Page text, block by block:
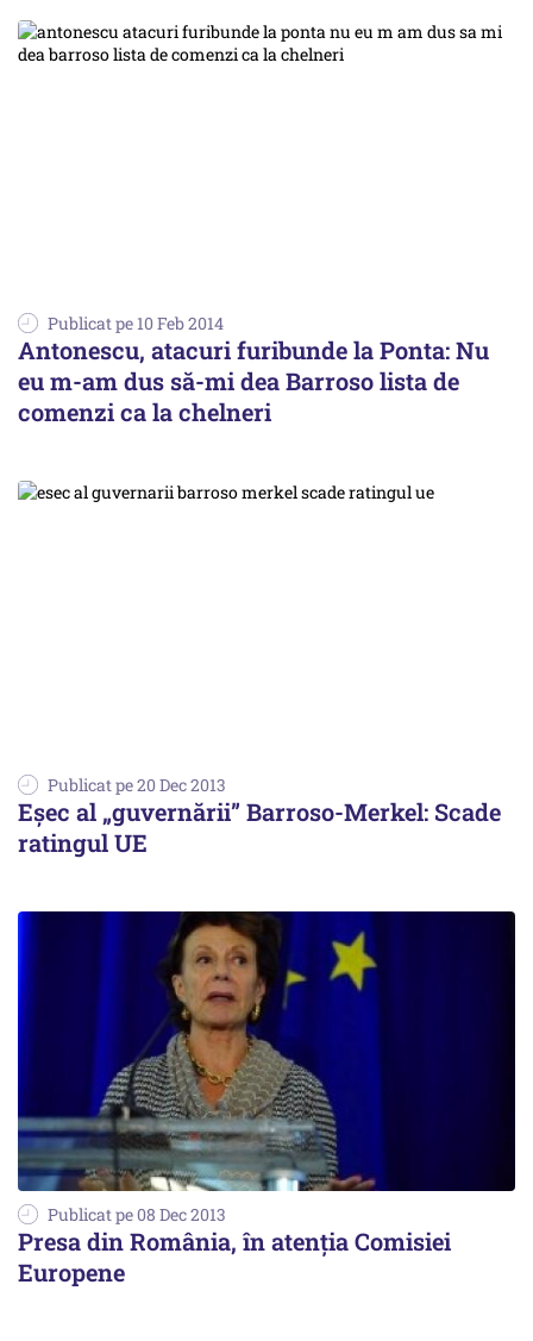
Publicat pe 10 Feb 2014
Antonescu, atacuri furibunde la Ponta: Nu
eu m-am dus să-mi dea Barroso lista de
comenzi ca la chelneri
Publicat pe 20 Dec 2013
Eșec al „guvernării” Barroso-Merkel: Scade
ratingul UE
Publicat pe 08 Dec 2013
Presa din România, în atenția Comisiei
Europene